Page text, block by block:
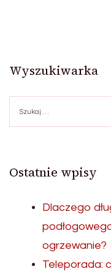
Wyszukiwarka
Ostatnie wpisy
Dlaczego
ogrzewanie?
Teleporada: